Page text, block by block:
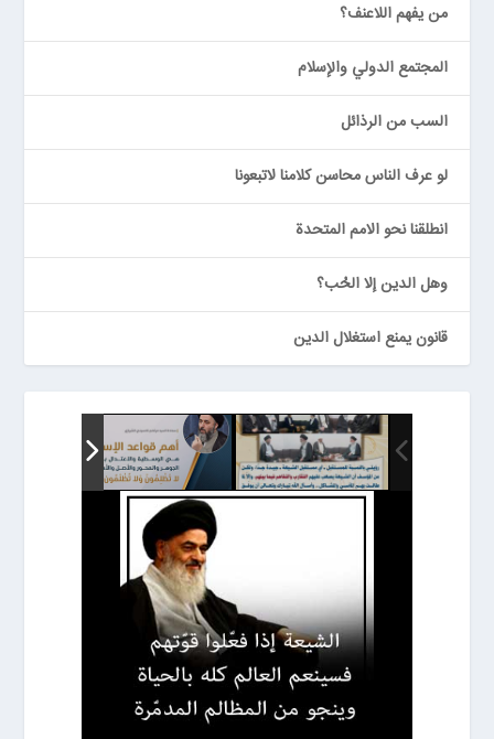
من يفهم اللاعنف؟
المجتمع الدولي والإسلام
السب من الرذائل
لو عرف الناس محاسن كلامنا لاتبعونا
انطلقنا نحو الامم المتحدة
وهل الدين إلا الحُب؟
قانون يمنع استغلال الدين